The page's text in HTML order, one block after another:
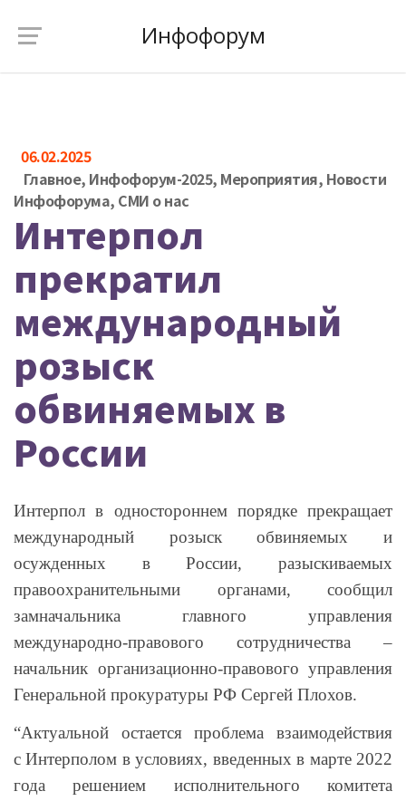
Инфофорум
06.02.2025
Главное, Инфофорум-2025, Мероприятия, Новости
Инфофорума, СМИ о нас
Интерпол
прекратил
международный
розыск
обвиняемых в
России
Интерпол в одностороннем порядке прекращает
международный розыск обвиняемых и
осужденных в России, разыскиваемых
правоохранительными органами, сообщил
замначальника главного управления
международно-правового сотрудничества –
начальник организационно-правового управления
Генеральной прокуратуры РФ Сергей Плохов.
“Актуальной остается проблема взаимодействия
с Интерполом в условиях, введенных в марте 2022
года решением исполнительного комитета